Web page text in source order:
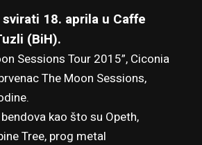
18. aprila u Caffe
(BiH).
Sessions Tour 2015”, Ciconia
The Moon Sessions,
kao što su Opeth,
Tree, prog metal